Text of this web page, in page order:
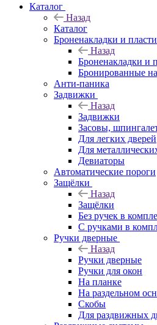
Каталог
Назад
Каталог
Броненакладки и
Назад
Броненакладки и
Бронированные
Анти-паника
Задвижки
Назад
Задвижки
Засовы,
Для легких дверей
Для
Девиаторы
Автоматические пороги
Защёлки
Назад
Защёлки
Без ручек в
С ручками в
Ручки дверные
Назад
Ручки дверные
Ручки для окон
На планке
На раздельном
Скобы
Для раздвижных